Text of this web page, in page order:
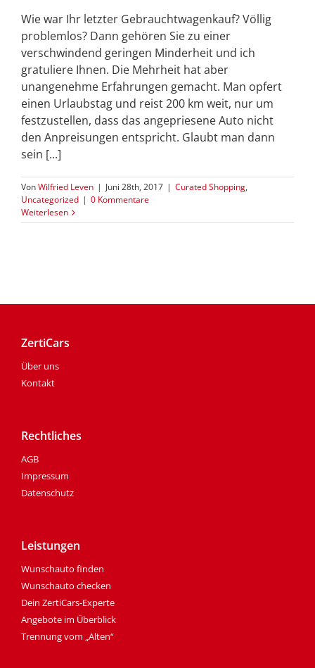
Wie war Ihr letzter Gebrauchtwagenkauf? Völlig
problemlos? Dann gehören Sie zu einer
verschwindend geringen Minderheit und ich
gratuliere Ihnen. Die Mehrheit hat aber
unangenehme Erfahrungen gemacht. Man opfert
einen Urlaubstag und reist 200 km weit, nur um
festzustellen, dass das angepriesene Auto nicht
den Anpreisungen entspricht. Glaubt man dann
sein [...]
VonWilfried Leven | Juni 28th, 2017 | Curated Shopping,
Uncategorized | 0 Kommentare
Weiterlesen
ZertiCars
Über uns
Kontakt
Rechtliches
AGB
Impressum
Datenschutz
Leistungen
Wunschauto finden
Wunschauto checken
Dein ZertiCars-Experte
Angebote im Überblick
Trennung vom „Alten“